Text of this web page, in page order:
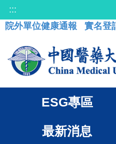
:::
院外單位健康通報
實名登
ESG專區
最新消息